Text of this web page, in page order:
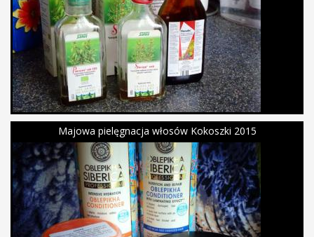
Majowa pielęgnacja włosów Kokoszki 2015